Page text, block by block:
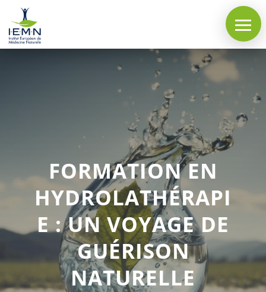
FORMATION EN
HYDROLATHÉRAPI
E : UN VOYAGE DE
GUÉRISON
NATURELLE